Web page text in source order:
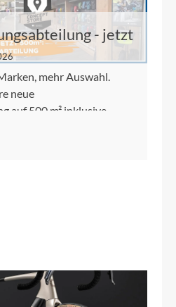
- jetzt
mehr Auswahl.
neue
auf 500 m² inklusive